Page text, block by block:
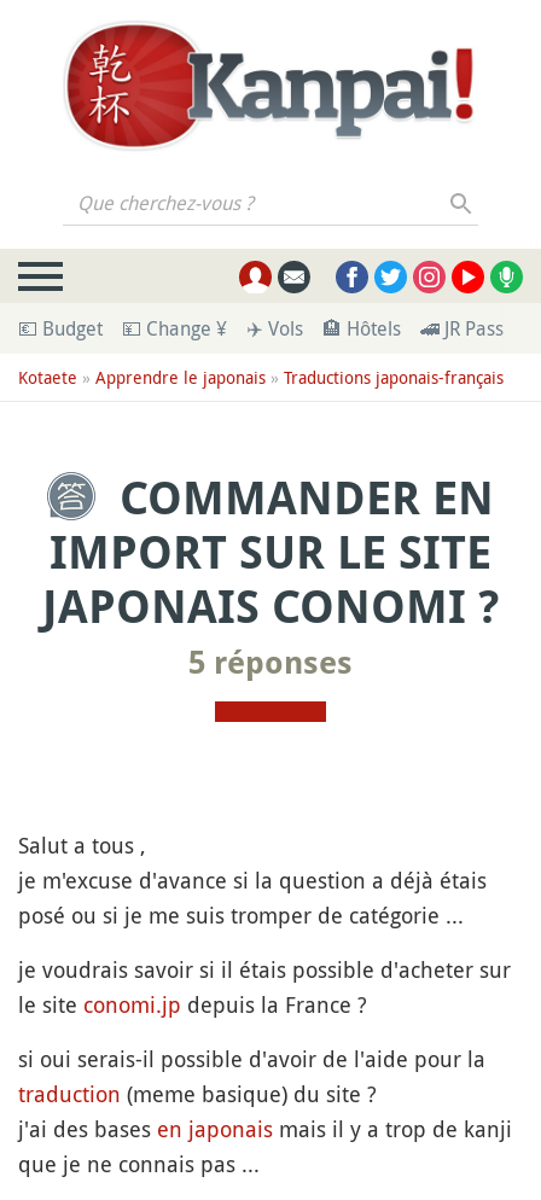
Que cherchez-vous ?
💶 Budget 💴 Change ¥ ✈️ Vols 🏨 Hôtels 🚄 JR Pass
Kotaete » Apprendre le japonais » Traductions japonais-français
COMMANDER EN
IMPORT SUR LE SITE
JAPONAIS CONOMI ?
5 réponses
Salut a tous ,
je m'excuse d'avance si la question a déjà étais
posé ou si je me suis tromper de catégorie ...
je voudrais savoir si il étais possible d'acheter sur
le site conomi.jp depuis la France ?
si oui serais-il possible d'avoir de l'aide pour la
traduction (meme basique) du site ?
j'ai des bases en japonais mais il y a trop de kanji
que je ne connais pas ...